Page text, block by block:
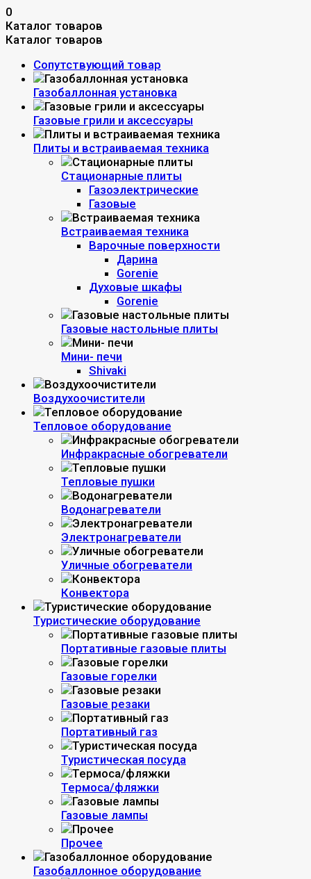
0
Каталог товаров
Каталог товаров
Сопутствующий товар
Газобаллонная установка
Газовые грили и аксессуары
Плиты и встраиваемая техника
Стационарные плиты
Газоэлектрические
Газовые
Встраиваемая техника
Варочные поверхности
Дарина
Gorenie
Духовые шкафы
Gorenie
Газовые настольные плиты
Мини- печи
Shivaki
Воздухоочистители
Тепловое оборудование
Инфракрасные обогреватели
Тепловые пушки
Водонагреватели
Электронагреватели
Уличные обогреватели
Конвектора
Туристические оборудование
Портативные газовые плиты
Газовые горелки
Газовые резаки
Портативный газ
Туристическая посуда
Термоса/фляжки
Газовые лампы
Прочее
Газобаллонное оборудование